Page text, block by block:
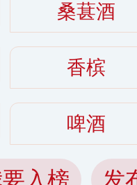
桑葚酒
香槟
啤酒
入榜 发